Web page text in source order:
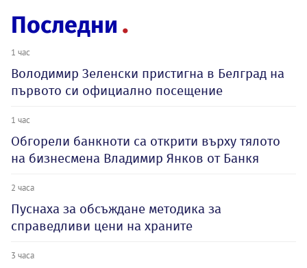
Последни
1 час
Володимир Зеленски пристигна в Белград на
първото си официално посещение
1 час
Обгорели банкноти са открити върху тялото
на бизнесмена Владимир Янков от Банкя
2 часа
Пуснаха за обсъждане методика за
справедливи цени на храните
3 часа